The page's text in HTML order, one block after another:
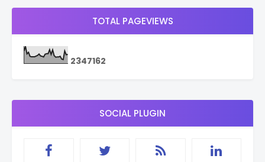
TOTAL PAGEVIEWS
2347162
SOCIAL PLUGIN